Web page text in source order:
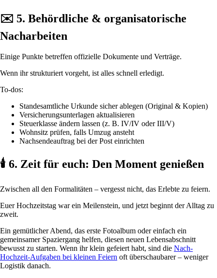
✉️ 5. Behördliche & organisatorische
Nacharbeiten
Einige Punkte betreffen offizielle Dokumente und Verträge.
Wenn ihr strukturiert vorgeht, ist alles schnell erledigt.
To-dos:
Standesamtliche Urkunde sicher ablegen (Original & Kopien)
Versicherungsunterlagen aktualisieren
Steuerklasse ändern lassen (z. B. IV/IV oder III/V)
Wohnsitz prüfen, falls Umzug ansteht
Nachsendeauftrag bei der Post einrichten
🕯️ 6. Zeit für euch: Den Moment genießen
Zwischen all den Formalitäten – vergesst nicht, das Erlebte zu feiern.
Euer Hochzeitstag war ein Meilenstein, und jetzt beginnt der Alltag zu
zweit.
Ein gemütlicher Abend, das erste Fotoalbum oder einfach ein
gemeinsamer Spaziergang helfen, diesen neuen Lebensabschnitt
bewusst zu starten. Wenn ihr klein gefeiert habt, sind die Nach-
Hochzeit-Aufgaben bei kleinen Feiern oft überschaubarer – weniger
Logistik danach.